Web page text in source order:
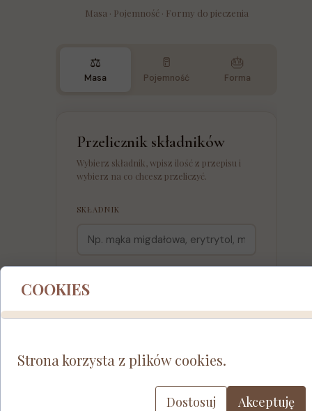
Masa · Pojemność · Formy do pieczenia
⚖️
Masa
🥛
Pojemność
🎂
Forma
Przelicznik składników
Wybierz składnik, wpisz ilość z przepisu i
wybierz na co chcesz przeliczyć.
SKŁADNIK
JEDNOSTKA Z PRZEPISU
COOKIES
Strona korzysta z plików cookies.
Dostosuj Akceptuję